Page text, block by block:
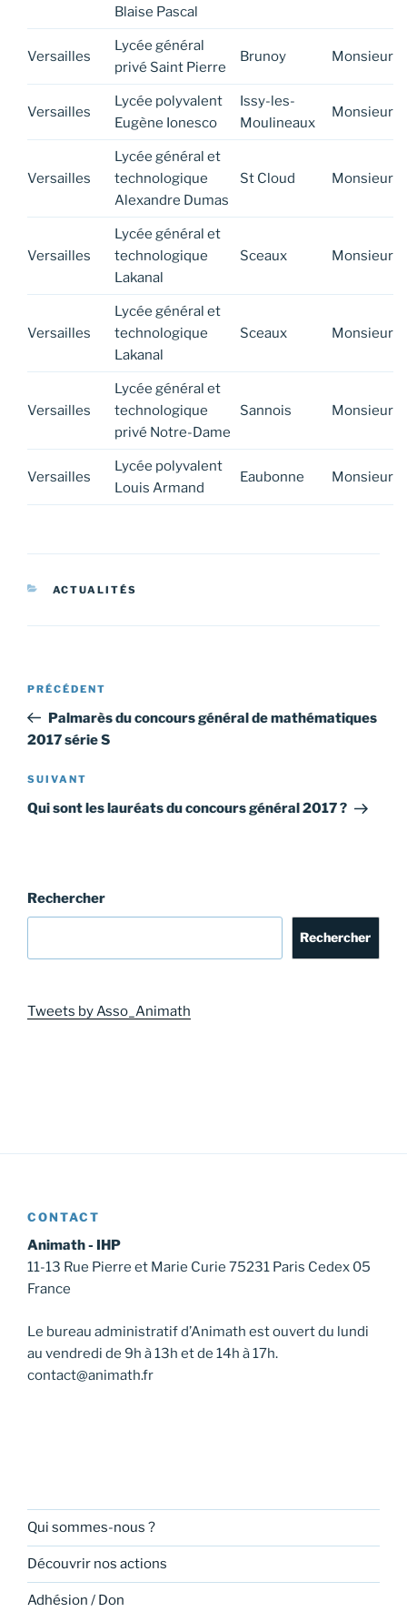
Blaise Pascal
Versailles
Lycée général
privé Saint Pierre
Brunoy Monsieur
Versailles
Lycée polyvalent
Eugène Ionesco
Issy-les-
Moulineaux
Monsieur
Versailles
Lycée général et
technologique
Alexandre Dumas
St Cloud Monsieur
Versailles
Lycée général et
technologique
Lakanal
Sceaux Monsieur
Versailles
Lycée général et
technologique
Lakanal
Sceaux Monsieur
Versailles
Lycée général et
technologique
privé Notre-Dame
Sannois Monsieur
Versailles
Lycée polyvalent
Louis Armand
Eaubonne Monsieur
CATÉGORIES
ACTUALITÉS
Navigation
l’article
Article
précédent
PRÉCÉDENT
Palmarès du concours général de mathématiques
2017 série S
Article
suivant
SUIVANT
Qui sont les lauréats du concours général 2017 ?
Rechercher
Rechercher
Tweets by Asso_Animath
CONTACT
Animath - IHP
11-13 Rue Pierre et Marie Curie 75231 Paris Cedex 05
France
Le bureau administratif d’Animath est ouvert du lundi
au vendredi de 9h à 13h et de 14h à 17h.
contact@animath.fr
Qui sommes-nous ?
Découvrir nos actions
Adhésion / Don